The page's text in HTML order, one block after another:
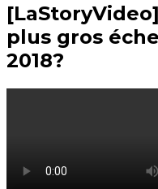
plus gros
2018?